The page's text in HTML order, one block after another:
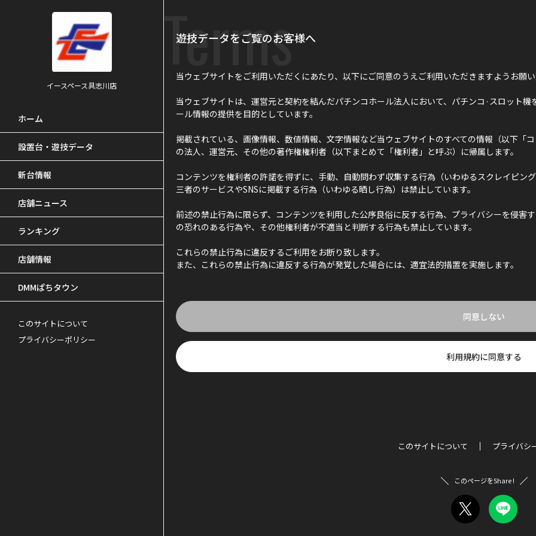
イースペース具志川店
ホーム
設置台・遊技データ
新台情報
店舗ニュース
ランキング
店舗情報
DMMぱちタウン
このサイトについて
プライバシーポリシー
Terms
遊技データをご覧のお客様へ
当ウェブサイトをご利用いただくにあたり、以下にご同意のうえご利用いただきますようお願い
当ウェブサイトは、運営元と契約を結んだパチンコホール法人において、パチンコ·スロット
ール情報の提供を目的としています。
掲載されている、画像情報、数値情報、文字情報など当ウェブサイトのすべての情報（以下「
の法人、運営元、その他の著作権権利者（以下まとめて「権利者」と呼ぶ）に帰属します。
コンテンツを権利者の許諾を得ずに、手動、自動問わず収集する行為（いわゆるスクレイピン
三者のサービスやSNSに掲載する行為（いわゆる晒し行為）は禁止しています。
前述の禁止行為に限らず、コンテンツを利用した公序良俗に反する行為、プライバシーを侵害
の恐れのある行為や、その他権利者が不適当と判断する行為も禁止しています。
これらの禁止行為に違反するご利用をお断り致します。
また、これらの禁止行為に違反する行為が発覚した場合には、適宜法的措置を実施します。
同意しない
利用規約に同意する
このサイトについて プライバシ
このページをShare !